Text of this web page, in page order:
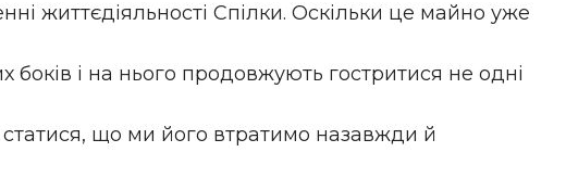
життєдіяльності Спілки. Оскільки це майно уже
боків і на нього продовжують гостритися не одні
статися, що ми його втратимо назавжди й